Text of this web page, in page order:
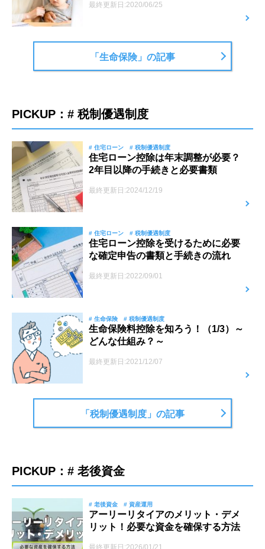
最終更新日:2020/06/25
「生命保険」の記事
PICKUP：# 税制優遇制度
# 住宅ローン # 税制優遇制度
住宅ローン控除は年末調整が必要？
2年目以降の手続きと必要書類
最終更新日:2024/12/19
# 住宅ローン # 税制優遇制度
住宅ローン控除を受けるために必要
な確定申告の書類と手続きの流れ
最終更新日:2022/09/01
# 生命保険 # 税制優遇制度
生命保険料控除を知ろう！（1/3）～
どんな仕組み？～
最終更新日:2021/12/07
「税制優遇制度」の記事
PICKUP：# 老後資金
# 老後資金 # 資産運用
アーリーリタイアのメリット・デメ
リット！必要な資金を確保する方法
最終更新日:2026/01/21